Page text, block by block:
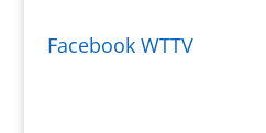
Facebook WTTV